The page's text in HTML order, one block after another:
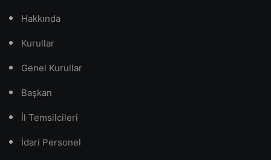
Hakkında
Kurullar
Genel Kurullar
Başkan
İl Temsilcileri
İdari Personel